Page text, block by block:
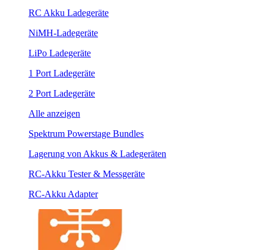
RC Akku Ladegeräte
NiMH-Ladegeräte
LiPo Ladegeräte
1 Port Ladegeräte
2 Port Ladegeräte
Alle anzeigen
Spektrum Powerstage Bundles
Lagerung von Akkus & Ladegeräten
RC-Akku Tester & Messgeräte
RC-Akku Adapter